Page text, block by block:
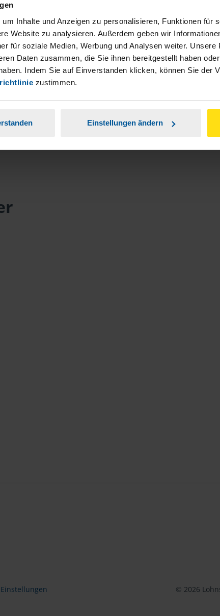
Inhalte und Anzeigen zu personalisieren, Funktionen für
Website zu analysieren. Außerdem geben wir
für soziale Medien, Werbung und Analysen weiter.
Daten zusammen, die Sie ihnen bereitgestellt haben
Indem Sie auf Einverstanden klicken, können Sie der
zustimmen.
Einstellungen ändern
damit einverstanden, dass meine
Analyse der Zugriffsquelle
genommen.*
© 2026